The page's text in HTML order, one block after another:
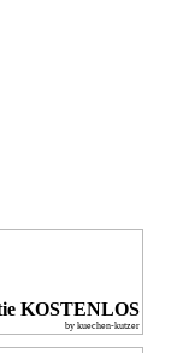
KOSTENLOS
by kuechen-kutzer